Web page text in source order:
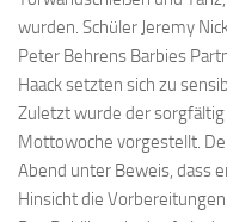
wurden. Schüler Jeremy
Peter Behrens Barbies
Haack setzten sich zu
Zuletzt wurde der
Mottowoche vorgestellt.
Abend unter Beweis, dass
Hinsicht die